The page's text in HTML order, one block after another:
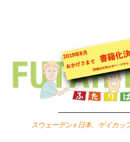
スウェーデン x 日本、ゲイカッ